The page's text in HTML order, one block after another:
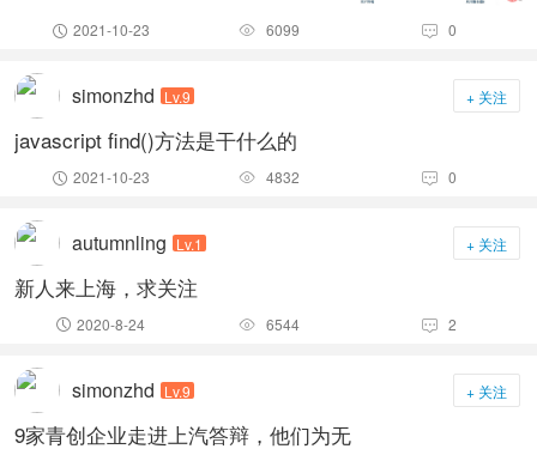
 2021-10-23  6099  0
simonzhd Lv.9 + 关注
javascript find()方法是干什么的
 2021-10-23  4832  0
autumnling Lv.1 + 关注
新人来上海，求关注
 2020-8-24  6544  2
simonzhd Lv.9 + 关注
9家青创企业走进上汽答辩，他们为无